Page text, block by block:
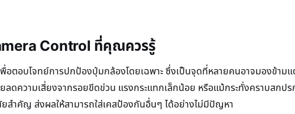
Control ที่คุณควรรู้
อบโจทย์การปกป้องปุ่มกล้องโดยเฉพาะ ซึ่งเป็นจุดที่หลายคนอาจมองข้ามแ
ดความเสี่ยงจากรอยขีดข่วน แรงกระแทกเล็กน้อย หรือแม้กระทั่งคราบสกป
สำคัญ ส่งผลให้สามารถใส่เคสป้องกันอื่นๆ ได้อย่างไม่มีปัญหา